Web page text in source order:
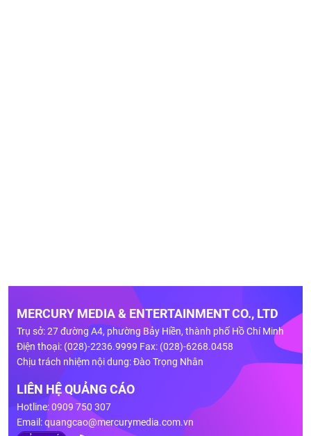
MERCURY MEDIA & ENTERTAINMENT CO., LTD
Trụ sở: 27 đường A4, phường Bảy Hiền, thành phố Hồ Chí Minh
Điện thoại: (028)-2236.9999 Fax: (028)-6268.0458
Chịu trách nhiệm nội dung: Đào Trọng Nhân
LIÊN HỆ QUẢNG CÁO
Hotline: 0909 750 307
Email:quangcao@mercurymedia.com.vn